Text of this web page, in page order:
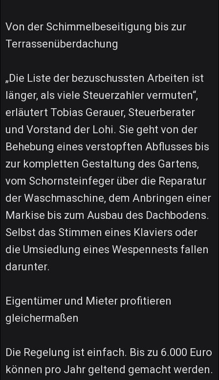
Von der Schimmelbeseitigung bis zur
Terrassenüberdachung
„Die Liste der bezuschussten Arbeiten ist
länger, als viele Steuerzahler vermuten“,
erläutert Tobias Gerauer, Steuerberater
und Vorstand der Lohi. Sie geht von der
Behebung eines verstopften Abflusses bis
zur kompletten Gestaltung des Gartens,
vom Schornsteinfeger über die Reparatur
der Waschmaschine, dem Anbringen einer
Markise bis zum Ausbau des Dachbodens.
Selbst das Stimmen eines Klaviers oder
die Umsiedlung eines Wespennests fallen
darunter.
Eigentümer und Mieter profitieren
gleichermaßen
Die Regelung ist einfach. Bis zu 6.000 Euro
können pro Jahr geltend gemacht werden.